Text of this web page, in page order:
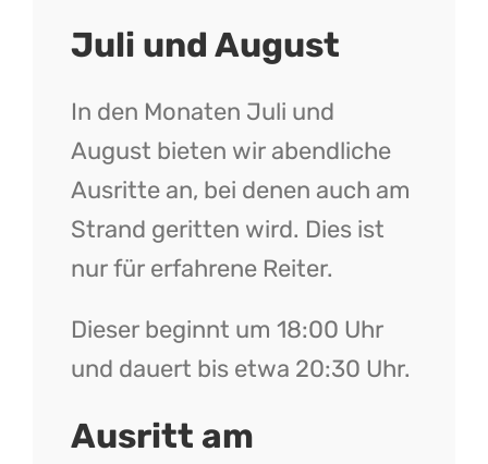
Juli und August
In den Monaten Juli und
August bieten wir abendliche
Ausritte an, bei denen auch am
Strand geritten wird. Dies ist
nur für erfahrene Reiter.
Dieser beginnt um 18:00 Uhr
und dauert bis etwa 20:30 Uhr.
Ausritt am